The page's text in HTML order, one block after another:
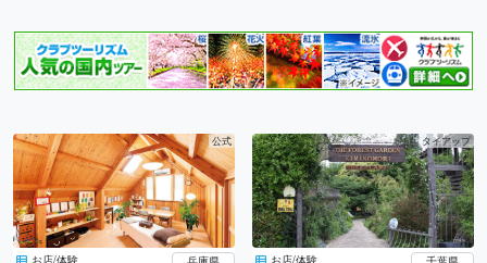
公式
お店/体験
タイアップ
お店/体験